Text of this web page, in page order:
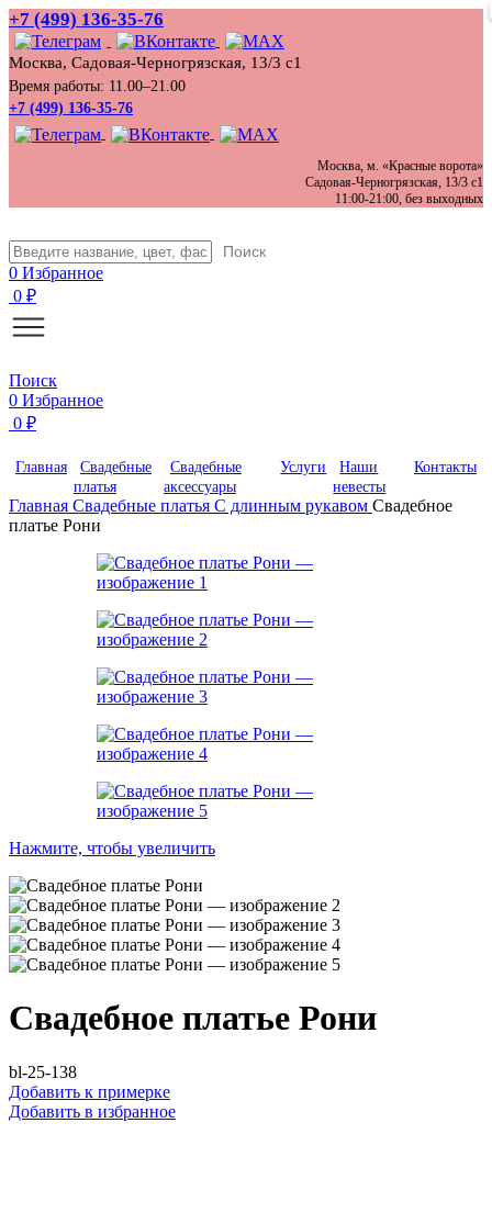
+7 (499) 136‑35‑76
Москва, Садовая-Черногрязская, 13/3 с1
Время работы: 11.00–21.00
+7 (499) 136-35-76
Москва, м. «Красные ворота»
Садовая-Черногрязская, 13/3 с1
11:00-21:00, без выходных
Поиск
0 Избранное
0 ₽
Поиск
0 Избранное
0 ₽
Главная
Свадебные
платья
Свадебные
аксессуары
Услуги
Наши
невесты
Контакты
Главная Свадебные платья С длинным рукавом Свадебное
платье Рони
Нажмите, чтобы увеличить
Свадебное платье Рони
bl-25-138
Добавить к примерке
Добавить в избранное